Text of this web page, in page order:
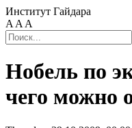
Институт Гайдара
A A A
Нобель по
чего можно